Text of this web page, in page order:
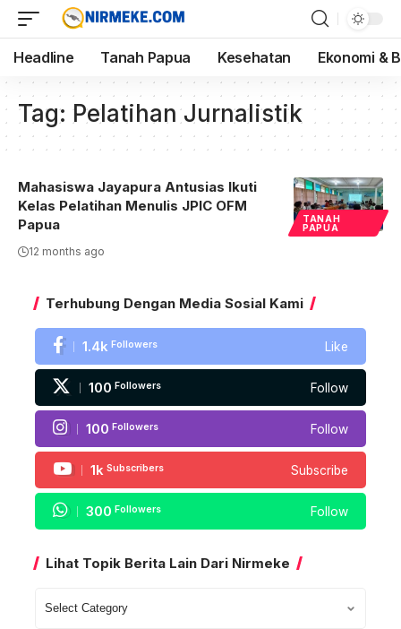
Headline Tanah Papua Kesehatan Ekonomi &
Tag: Pelatihan Jurnalistik
TANAH
PAPUA
Mahasiswa Jayapura Antusias Ikuti
Kelas Pelatihan Menulis JPIC OFM
Papua
12 months ago
Terhubung Dengan Media Sosial Kami
1.4k Followers Like
100 Followers Follow
100 Followers Follow
1k Subscribers Subscribe
300 Followers Follow
Lihat Topik Berita Lain Dari Nirmeke